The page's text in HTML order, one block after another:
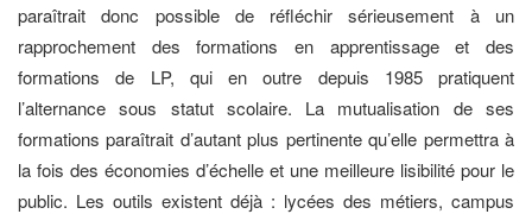
paraîtrait donc possible de réfléchir sérieusement à un
rapprochement des formations en apprentissage et des
formations de LP, qui en outre depuis 1985 pratiquent
l’alternance sous statut scolaire. La mutualisation de ses
formations paraîtrait d’autant plus pertinente qu’elle permettra à
la fois des économies d’échelle et une meilleure lisibilité pour le
public. Les outils existent déjà : lycées des métiers, campus